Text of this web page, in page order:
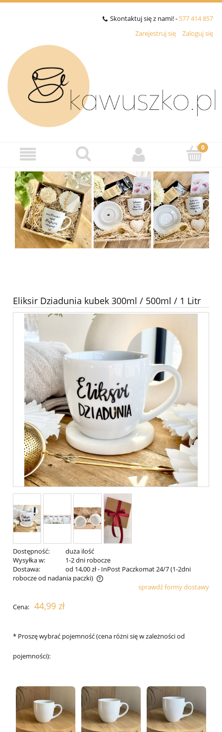
Skontaktuj się z nami! - 577 414 857
Zarejestruj się
Zaloguj się
Eliksir Dziadunia kubek 300ml / 500ml / 1 Litr
Dostępność:
duża ilość
Wysyłka w:
1-2 dni robocze
Dostawa:
od 14,00 zł- InPost Paczkomat 24/7 (1-2dni
robocze od nadania paczki)
Cena nie zawiera ewentualnych kosztów płatnościsprawdź formy dostawy
Cena: 44,99 zł
* Proszę wybrać pojemność (cena różni się w zależności od
pojemności):